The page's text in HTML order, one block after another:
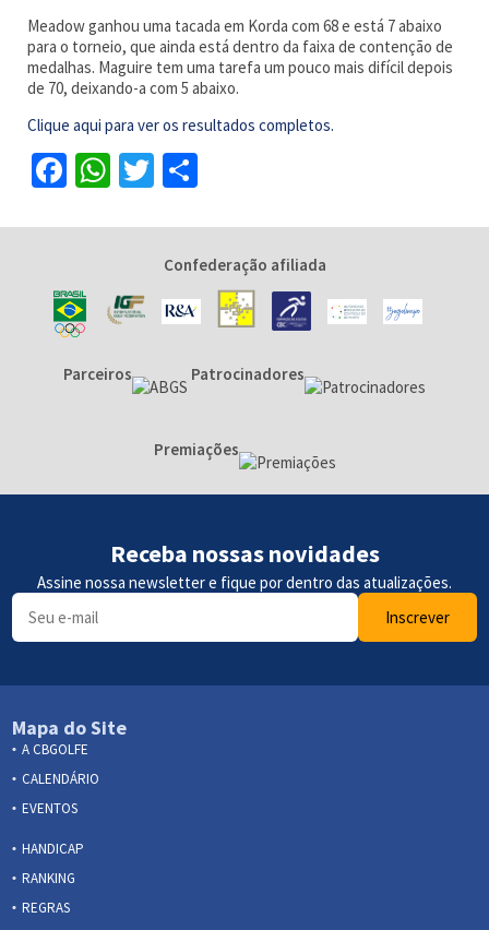
Meadow ganhou uma tacada em Korda com 68 e está 7 abaixo
para o torneio, que ainda está dentro da faixa de contenção de
medalhas. Maguire tem uma tarefa um pouco mais difícil depois
de 70, deixando-a com 5 abaixo.
Clique aqui para ver os resultados completos.
Facebook
WhatsApp
Twitter
Confederação afiliada
Parceiros Patrocinadores
Premiações
Receba nossas novidades
Assine nossa newsletter e fique por dentro das atualizações.
Inscrever
Mapa do Site
A CBGOLFE
CALENDÁRIO
EVENTOS
HANDICAP
RANKING
REGRAS